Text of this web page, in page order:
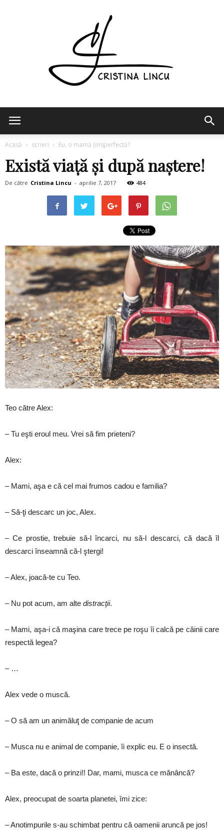
Lincu
Acasă scrieri Eu, o mamă (im)perfectă?
Există viaţă şi după naştere!
De către Cristina Lincu - aprilie 7, 2017 484
Teo către Alex:
– Tu eşti eroul meu. Vrei să fim prieteni?
Alex:
– Mami, aşa e că cel mai frumos cadou e familia?
– Să-ţi descarc un joc, Alex.
– Ce prostie, trebuie să-l încarci, nu să-l descarci, că dacă îl
descarci înseamnă că-l ştergi!
– Alex, joacă-te cu Teo.
– Nu pot acum, am alte distracţii.
– Mami, aşa-i că maşina care trece pe roşu îi calcă pe câinii care
respectă legea?
– …
Alex vede o muscă.
– O să am un animăluţ de companie de acum
– Musca nu e animal de companie, îi explic eu. E o insectă.
– Ba este, dacă o prinzi!! Dar, mami, musca ce mănâncă?
Alex, preocupat de soarta planetei, îmi zice:
– Anotimpurile s-au schimbat pentru că oamenii aruncă pe jos!